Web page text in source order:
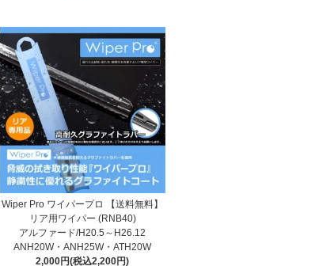
Wiper Pro ワイパープロ 【送料無料】
リア用ワイパー (RNB40)
アルファード/H20.5～H26.12
ANH20W・ANH25W・ATH20W
2,000円(税込2,200円)